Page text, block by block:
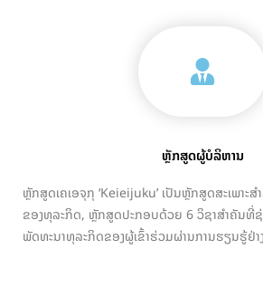
ຫຼັກສູດຜູ້ບໍລິຫານ
ຫຼັກສູດເຄເອຈຸກຸ ‘Keieijuku’ ເປັນຫຼັກສູດສະເພາະ
ຂອງທຸລະກິດ, ຫຼັກສູດປະກອບດ້ວຍ 6 ວິຊາສໍາຄັນທີ່
ພັດທະນາທຸລະກິດຂອງຜູ້ເຂົ້າຮ່ວມຜ່ານການຮຽນຮູ້ຢ່